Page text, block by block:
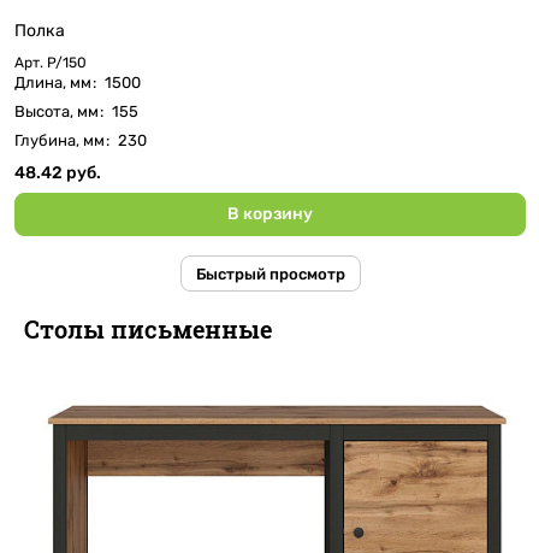
Полка
Арт. P/150
Длина, мм: 1500
Высота, мм: 155
Глубина, мм: 230
48.42 руб.
В корзину
Быстрый просмотр
Столы письменные